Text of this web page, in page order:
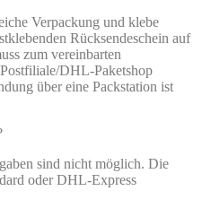
Verpackung und klebe
Rücksendeschein auf
zum vereinbarten
DHL-Paketshop
über eine Packstation ist
sind nicht möglich. Die
oder DHL-Express